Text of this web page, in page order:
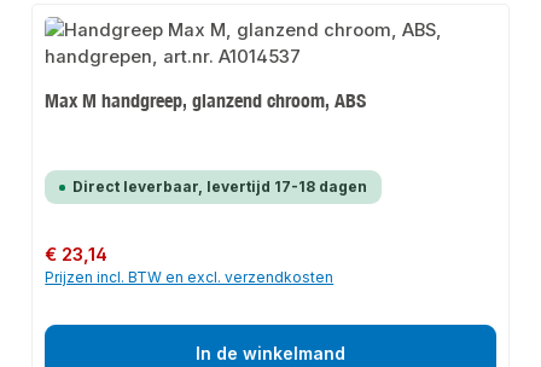
Max M handgreep, glanzend chroom, ABS
Direct leverbaar, levertijd 17-18 dagen
Normale prijs:
€ 23,14
Prijzen incl. BTW en excl. verzendkosten
In de winkelmand